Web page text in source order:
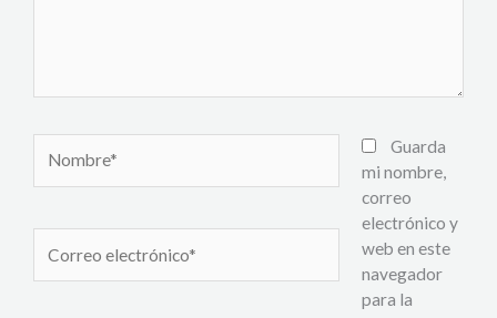
electrónico*
Guarda
mi nombre,
correo
electrónico y
web en este
navegador
para la